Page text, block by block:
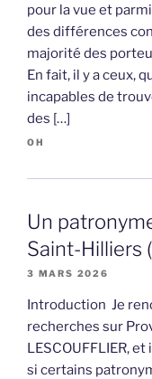
pour la vue et
des différences
majorité des
En fait, il y a ceux,
incapables de
des […]
OH
Un
Saint-Hilliers
3 MARS 2026
Introduction Je
recherches sur
LESCOUFFLIER,
si certains